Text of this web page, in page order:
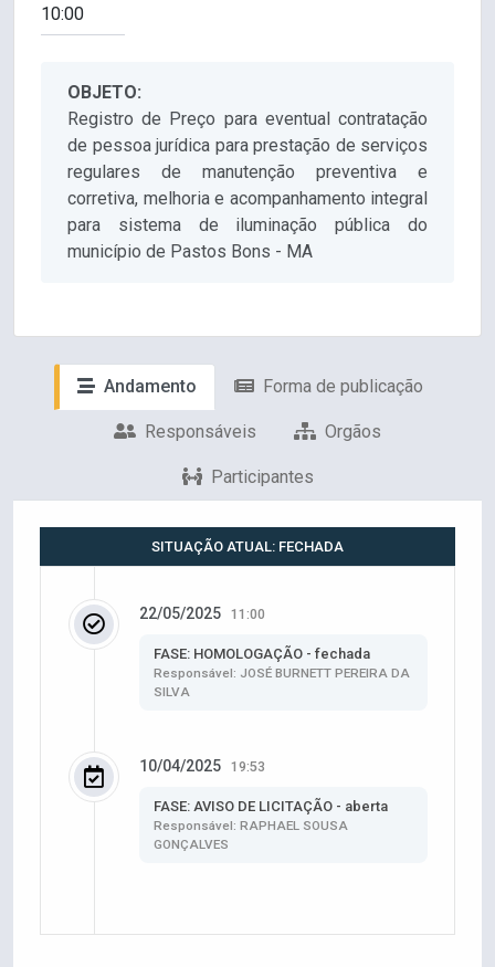
OBJETO:
Registro de Preço para eventual contratação
de pessoa jurídica para prestação de serviços
regulares de manutenção preventiva e
corretiva, melhoria e acompanhamento integral
para sistema de iluminação pública do
município de Pastos Bons - MA
Andamento Forma de publicação
Responsáveis Orgãos
Participantes
SITUAÇÃO ATUAL: FECHADA
22/05/2025 11:00
FASE: HOMOLOGAÇÃO - fechada
Responsável: JOSÉ BURNETT PEREIRA DA
SILVA
10/04/2025 19:53
FASE: AVISO DE LICITAÇÃO - aberta
Responsável: RAPHAEL SOUSA
GONÇALVES